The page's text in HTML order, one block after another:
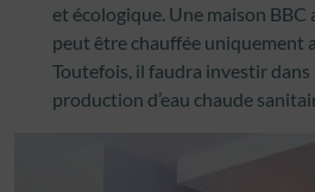
et écologique. Une maison
peut être chauffée uniquement
Toutefois, il faudra investir dans
production d’eau chaude